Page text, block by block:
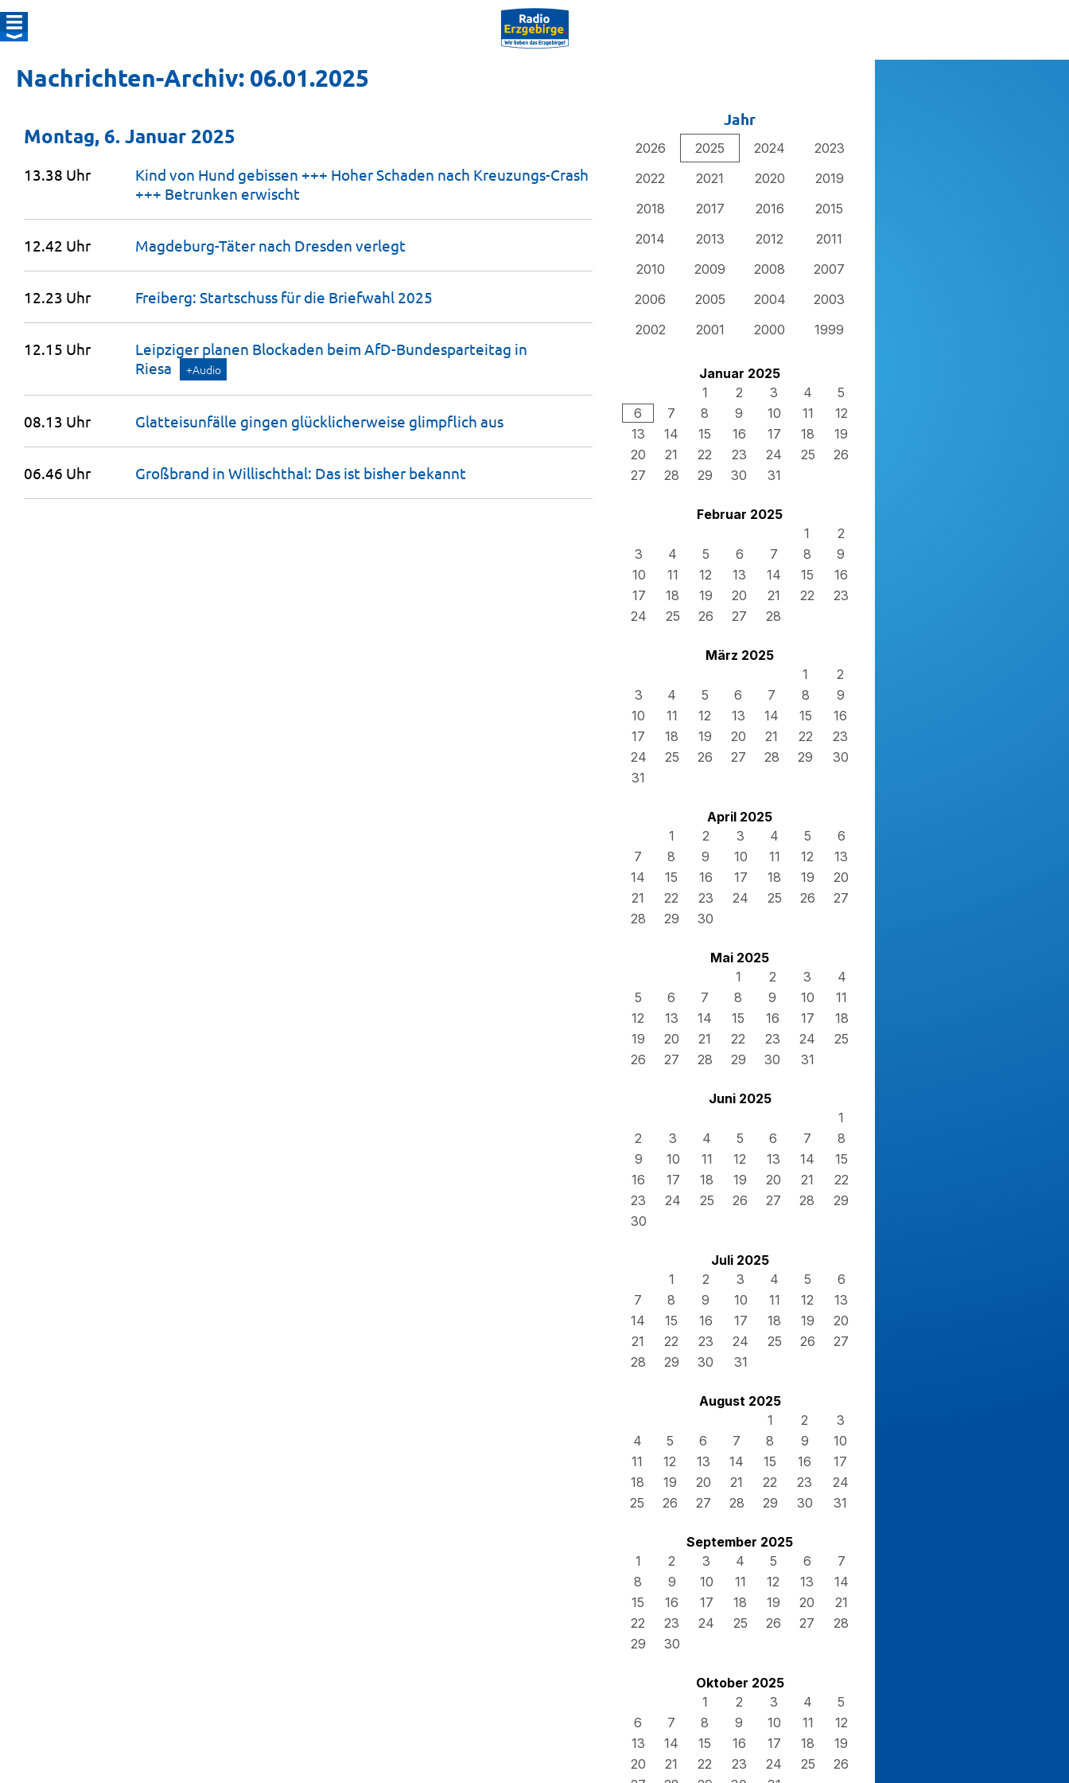
Nachrichten-Archiv: 06.01.2025
Jahr
2026 2025 2024
2023
2022
2021 2020
2019
2018
2017 2016
2015
2014
2013 2012
2011
2010
2009 2008
2007
2006
2005 2004
2003
2002
2001 2000 1999
Januar 2025
1
2 3 4
5
6
7 8 9 10 11
12
13
14 15 16 17 18
19
20
21 22 23 24 25
26
27
28 29 30 31
Februar 2025
1
2
3
4 5 6 7 8
9
10
11 12 13 14 15
16
17
18 19 20 21 22
23
24
25 26 27 28
März 2025
1
2
3
4 5 6 7 8
9
10
11 12 13 14 15
16
17
18 19 20 21 22
23
24
25 26 27 28 29
30
31
April 2025
1
2 3 4 5
6
7
8 9 10 11 12
13
14
15 16 17 18 19
20
21
22 23 24 25 26
27
28
29 30
Mai 2025
1
2 3
4
5
6 7 8 9 10
11
12
13 14 15 16 17
18
19
20 21 22 23 24
25
26
27 28 29 30 31
Juni 2025
1
2
3 4 5 6 7
8
9
10 11 12 13 14
15
16
17 18 19 20 21
22
23
24 25 26 27 28
29
30
Juli 2025
1
2 3 4 5
6
7
8 9 10 11 12
13
14
15 16 17 18 19
20
21
22 23 24 25 26
27
28
29 30 31
August 2025
1
2
3
4
5 6 7 8 9
10
11
12 13 14 15 16
17
18
19 20 21 22 23
24
25
26 27 28 29 30 31
September 2025
1
2 3 4 5 6
7
8
9 10 11 12 13
14
15
16 17 18 19 20
21
22
23 24 25 26 27
28
29
30
Oktober 2025
1
2 3 4
5
6
7 8 9 10 11
12
13
14 15 16 17 18
19
20
21 22 23 24 25
26
Montag, 6. Januar 2025
13.38 Uhr
Kind von Hund gebissen +++ Hoher Schaden nach Kreuzungs-Crash
+++ Betrunken erwischt
12.42 Uhr Magdeburg-Täter nach Dresden verlegt
12.23 Uhr Freiberg: Startschuss für die Briefwahl 2025
12.15 Uhr
Leipziger planen Blockaden beim AfD-Bundesparteitag in
Riesa
+Audio
08.13 Uhr Glatteisunfälle gingen glücklicherweise glimpflich aus
06.46 Uhr Großbrand in Willischthal: Das ist bisher bekannt